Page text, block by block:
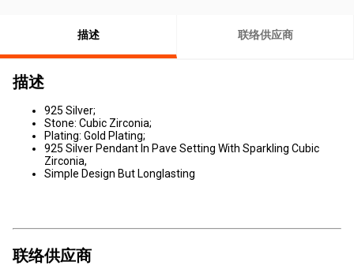
描述 联络供应商
描述
925 Silver;
Stone: Cubic Zirconia;
Plating: Gold Plating;
925 Silver Pendant In Pave Setting With Sparkling Cubic
Zirconia,
Simple Design But Longlasting
联络供应商